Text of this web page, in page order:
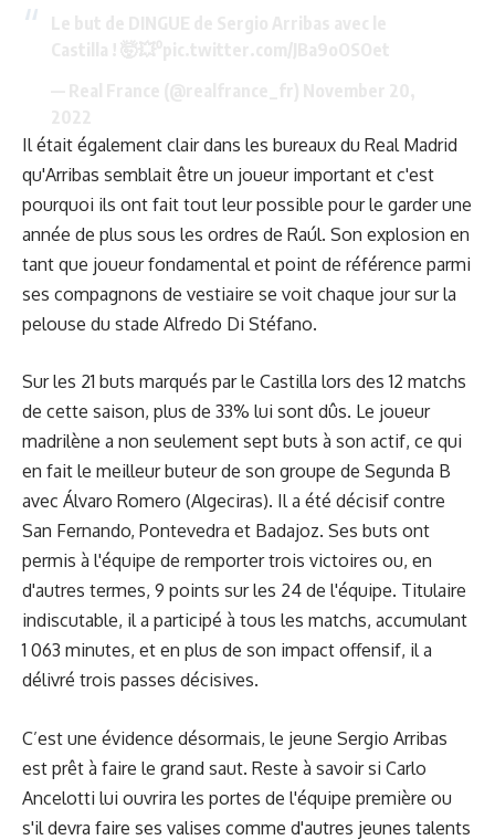
Il était également clair dans les bureaux du Real Madrid
qu'Arribas semblait être un joueur important et c'est
pourquoi ils ont fait tout leur possible pour le garder une
année de plus sous les ordres de Raúl. Son explosion en
tant que joueur fondamental et point de référence parmi
ses compagnons de vestiaire se voit chaque jour sur la
pelouse du stade Alfredo Di Stéfano.
Sur les 21 buts marqués par le Castilla lors des 12 matchs
de cette saison, plus de 33% lui sont dûs. Le joueur
madrilène a non seulement sept buts à son actif, ce qui
en fait le meilleur buteur de son groupe de Segunda B
avec Álvaro Romero (Algeciras). Il a été décisif contre
San Fernando, Pontevedra et Badajoz. Ses buts ont
permis à l'équipe de remporter trois victoires ou, en
d'autres termes, 9 points sur les 24 de l'équipe. Titulaire
indiscutable, il a participé à tous les matchs, accumulant
1 063 minutes, et en plus de son impact offensif, il a
délivré trois passes décisives.
C’est une évidence désormais, le jeune Sergio Arribas
est prêt à faire le grand saut. Reste à savoir si Carlo
Ancelotti lui ouvrira les portes de l'équipe première ou
s'il devra faire ses valises comme d'autres jeunes talents